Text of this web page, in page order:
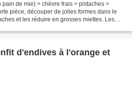
de mie) > chèvre frais > pistaches >
pièce, découper de jolies formes dans le
et les réduire en grosses miettes. Les
d'endives à l'orange et